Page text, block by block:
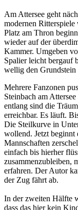
Am Attersee geht
modernen
Platz am Thron
wieder auf der
Kammer. Umgeben
Spalier leicht bergauf
wellig den Grundstein
Mehrere Fanzonen
Steinbach am
entlang sind die
erreichbar. Es läuft.
Die Steilkurve in
wollend. Jetzt
Mannschaften
einfach bis hierher
zusammenzubleiben,
erfahren. Der Autor
der Zug fährt ab.
In der zweiten Hälfte
dass das hier kein